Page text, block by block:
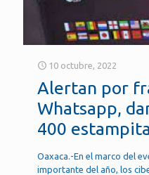
10 octubre, 2022
Alertan por
Whatsapp,
400
Oaxaca.-En el marco del
importante del año, los